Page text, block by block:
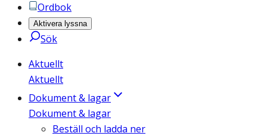
Ordbok
Aktivera lyssna
Sök
Aktuellt
Aktuellt
Dokument & lagar
Dokument & lagar
Beställ och ladda ner